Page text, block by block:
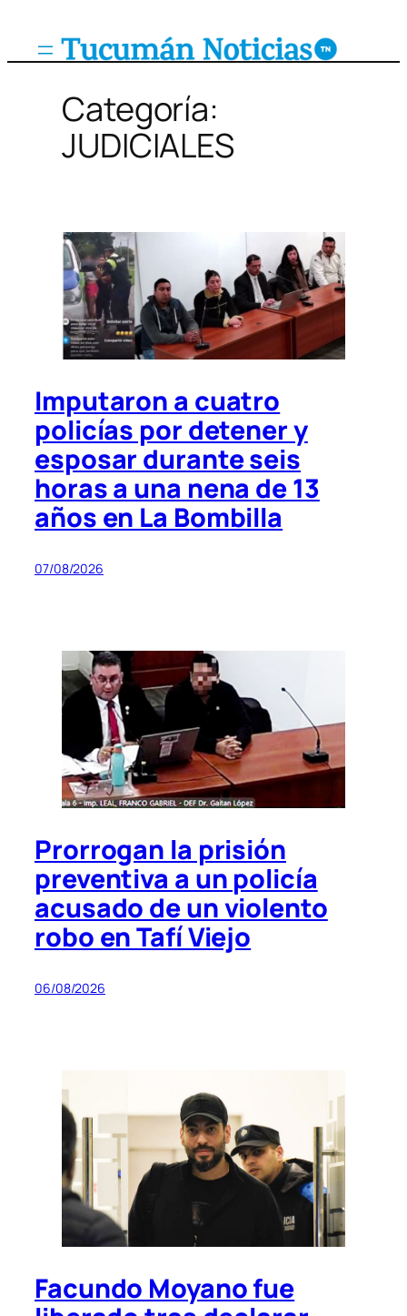
Categoría:
JUDICIALES
Imputaron a cuatro
policías por detener y
esposar durante seis
horas a una nena de 13
años en La Bombilla
07/08/2026
Prorrogan la prisión
preventiva a un policía
acusado de un violento
robo en Tafí Viejo
06/08/2026
Facundo Moyano fue